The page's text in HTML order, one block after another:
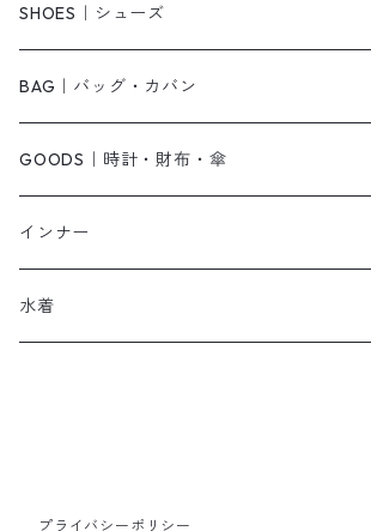
ベアトップ・チューブトップ
その他
シャツワンピース
キャミワンピース
オールインワン・サロペット
ジャンパースカート
その他
その他
ピアス・リング
ネックレス
ベルト
ブレスレット
帽子
ストール・マフラー
SHOES｜シューズ
パンプス
サンダル
ショートブーツ・ブーティ
ロングブーツ
その他
BAG｜バッグ・カバン
ショルダーバッグ
ハンドバッグ
リュック
その他
GOODS｜時計・財布・傘
インナー
水着
プライバシーポリシー